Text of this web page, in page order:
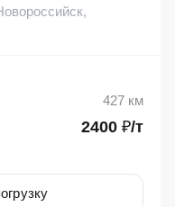
427 км
2400 ₽/т